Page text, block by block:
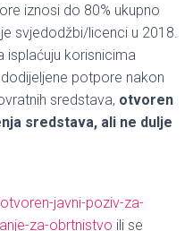
iznosi do 80% ukupno
svjedodžbi/licenci u 2018.
isplaćuju korisnicima
potpore nakon
sredstava, otvoren
sredstava, ali ne dulje
javni-poziv-za-
za-obrtnistvo ili se